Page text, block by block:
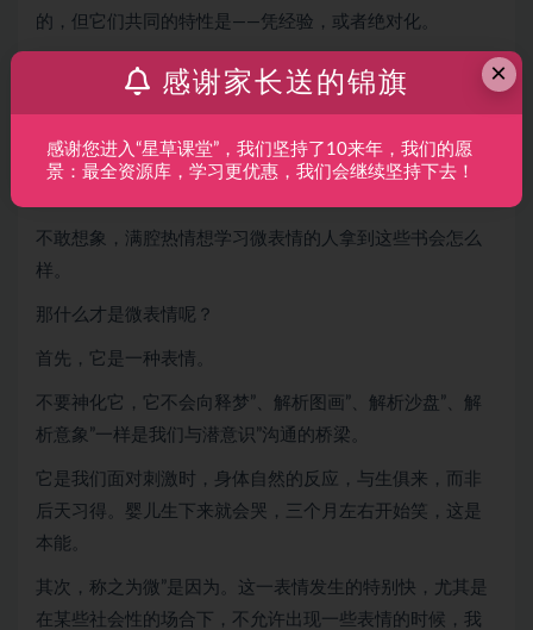
的，但它们共同的特性是——凭经验，或者绝对化。
也许是因为心理学的流行，或者一些文化产品的流行，比
如《lie to me》、《读心神探》等等，这几年好像微表情越
假，看到一些微表情的着作中还有额头宽的人、鼻子肉多
不敢想象，满腔热情想学习微表情的人拿到这些书会怎么
样。
那什么才是微表情呢？
首先，它是一种表情。
不要神化它，它不会向释梦”、解析图画”、解析沙盘”、解
析意象”一样是我们与潜意识”沟通的桥梁。
它是我们面对刺激时，身体自然的反应，与生俱来，而非
后天习得。婴儿生下来就会哭，三个月左右开始笑，这是
本能。
其次，称之为微”是因为。这一表情发生的特别快，尤其是
在某些社会性的场合下，不允许出现一些表情的时候，我
×
感谢家长送的锦旗
感谢您进入“星草课堂”，我们坚持了10来年，我们的愿
景：最全资源库，学习更优惠，我们会继续坚持下去！